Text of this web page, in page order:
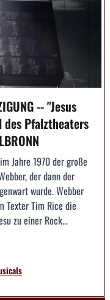
-- "Jesus
Pfalztheaters
Jahre 1970 der große
der dann der
wurde. Webber
Texter Tim Rice die
zu einer Rock...